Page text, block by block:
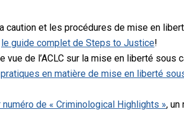
caution et les procédures de mise en
le guide complet de Steps to Justice!
de l’ACLC sur la mise en liberté sous
en matière de mise en liberté
de « Criminological Highlights », un